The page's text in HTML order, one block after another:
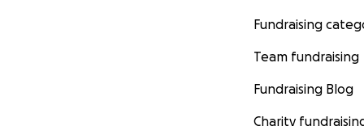
Fundraising
Team fundraising
Fundraising Blog
Charity